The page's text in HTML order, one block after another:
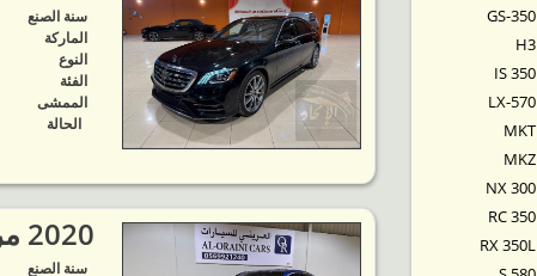
سنة الصنع
الماركة
النوع
الفئة
الممشى
الحالة
2020 مرسيدس بنز GLC300 كوبيه..
سنة الصنع